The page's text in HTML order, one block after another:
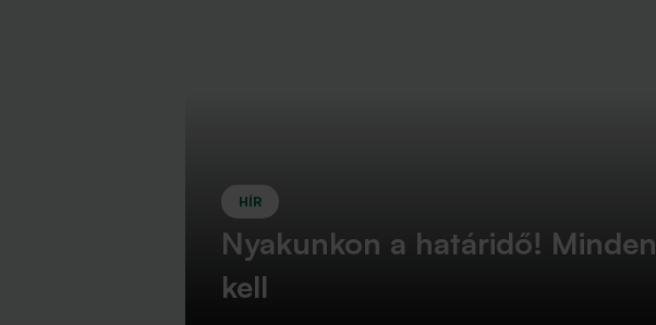
HÍR
Nyakunkon a határidő!
kell